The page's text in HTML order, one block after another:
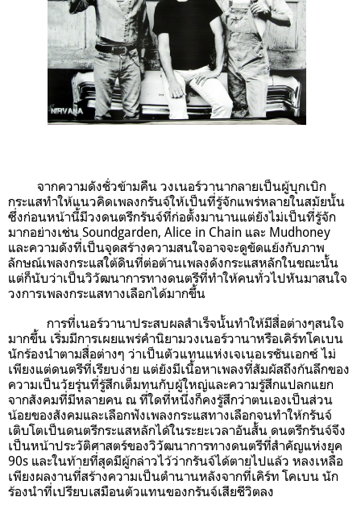
จากความดังชั่วข้ามคืน วงเนอร์วานากลายเป็นผู้บุกเบิก
กระแสทำให้แนวคิดเพลงกรันจ์ให้เป็นที่รู้จักแพร่หลายในสมัยนั้น
ซึ่งก่อนหน้านี้มีวงดนตรีกรันจ์ที่ก่อตั้งมานานแต่ยังไม่เป็นที่รู้จัก
มากอย่างเช่น Soundgarden, Alice in Chain และ Mudhoney
และความดังที่เป็นจุดสร้างความสนใจอาจจะดูขัดแย้งกับภาพ
ลักษณ์เพลงกระแสใต้ดินที่ต่อต้านเพลงดังกระแสหลักในขณะนั้น
แต่ก็นับว่าเป็นวิวัฒนาการทางดนตรีที่ทำให้คนทั่วไปหันมาสนใจ
วงการเพลงกระแสทางเลือกได้มากขึ้น
การที่เนอร์วานาประสบผลสำเร็จนั้นทำให้มีสื่อต่างๆสนใจ
มากขึ้น เริ่มมีการเผยแพร่คำนิยามวงเนอร์วานาหรือเคิร์ทโคเบน
นักร้องนำตามสื่อต่างๆ ว่าเป็นตัวแทนแห่งเจเนอเรชันเอกซ์ ไม่
เพียงแต่ดนตรีที่เรียบง่าย แต่ยังมีเนื้อหาเพลงที่สัมผัสถึงก้นลึกของ
ความเป็นวัยรุ่นที่รู้สึกเต็มทนกับผู้ใหญ่และความรู้สึกแปลกแยก
จากสังคมที่มีหลายคน ณ ที่ใดที่หนึ่งก็คงรู้สึกว่าตนเองเป็นส่วน
น้อยของสังคมและเลือกฟังเพลงกระแสทางเลือกจนทำให้กรันจ์
เติบโตเป็นดนตรีกระแสหลักได้ในระยะเวลาอันสั้น ดนตรีกรันจ์จึง
เป็นหน้าประวัติศาสตร์ของวิวัฒนาการทางดนตรีที่สำคัญแห่งยุค
90s และในท้ายที่สุดมีผู้กล่าวไว้ว่ากรันจ์ได้ตายไปแล้ว หลงเหลือ
เพียงผลงานที่สร้างความเป็นตำนานหลังจากที่เคิร์ท โคเบน นัก
ร้องนำที่เปรียบเสมือนตัวแทนของกรันจ์เสียชีวิตลง